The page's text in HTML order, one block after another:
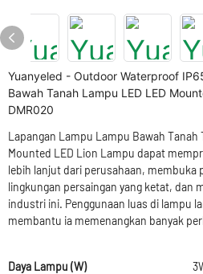
Yuanyeled - Outdoor Waterproof
Bawah Tanah Lampu LED LED
DMR020
Lapangan Lampu Lampu Bawah Tanah
Mounted LED Lion Lampu dapat
lebih lanjut dari perusahaan, membuka
lingkungan persaingan yang ketat, dan
industri ini. Penggunaan luas di lampu
membantu ia memenangkan banyak
Daya Lampu (W)